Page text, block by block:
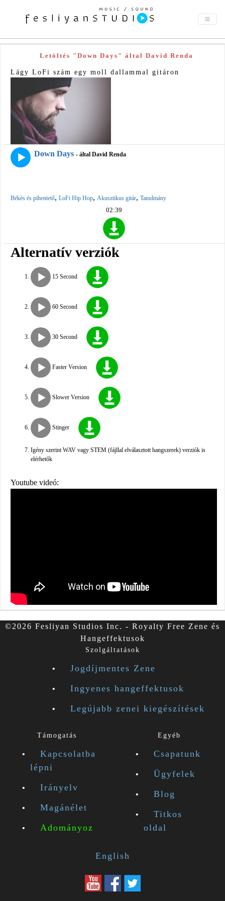
Letöltés "Down Days" által David Renda
Lágy LoFi szám egy moll dallammal gitáron
Down Days - által David Renda
Békés és pihentető, LoFi Hip Hop, Akusztikus gitár, Tanulmány
02:39
Alternatív verziók
15 Second
60 Second
30 Second
Faster Version
Slower Version
Stinger
Igény szerint WAV vagy STEM (fájllal elválasztott hangszerek) verziók is
elérhetők
Youtube videó:
©2026 Fesliyan Studios Inc. - Royalty Free Zene és
Hangeffektusok
Szolgáltatások
Jogdíjmentes Zene
Ingyenes hangeffektusok
Legújabb zenei kiegészítések
Támogatás
Kapcsolatba
lépni
Irányelv
Magánélet
Adományoz
Egyéb
Csapatunk
Ügyfelek
Blog
Titkos
oldal
English